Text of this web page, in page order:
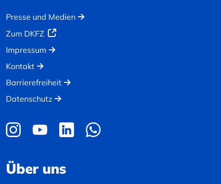
Presse und Medien
Zum DKFZ
Impressum
Kontakt
Barrierefreiheit
Datenschutz
Über uns